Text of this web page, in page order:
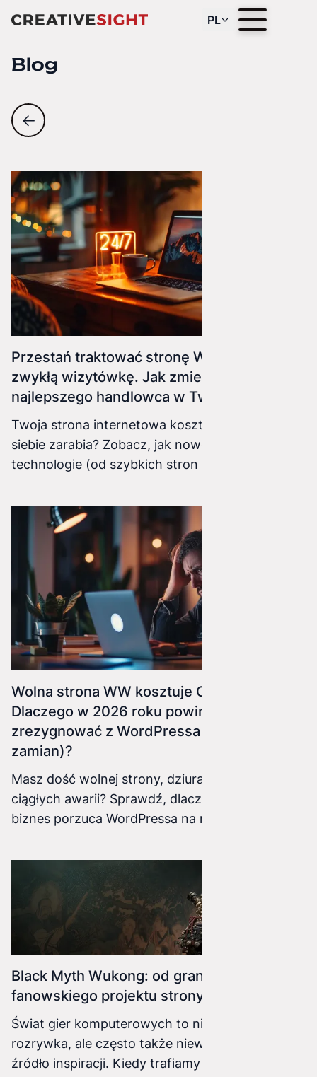
PL
Blog
Przestań traktować stronę WWW jak
zwykłą wizytówkę. Jak zmienić ją w
najlepszego handlowca w Twojej firmie?
Twoja strona internetowa kosztuje, ale czy na
siebie zarabia? Zobacz, jak nowoczesne
technologie (od szybkich stron po dedykowane
przyciągać klientów 24/7.
Wolna strona WW kosztuje Cię klientów.
Dlaczego w 2026 roku powinieneś
zrezygnować z WordPressa (i co wybrać w
zamian)?
Masz dość wolnej strony, dziurawych wtyczek i
ciągłych awarii? Sprawdź, dlaczego nowoczesny
biznes porzuca WordPressa na rzecz szybszych
Black Myth Wukong: od grania w do
fanowskiego projektu strony www
Świat gier komputerowych to nie tylko
rozrywka, ale często także niewyczerpane
źródło inspiracji. Kiedy trafiamy na tytuł, który